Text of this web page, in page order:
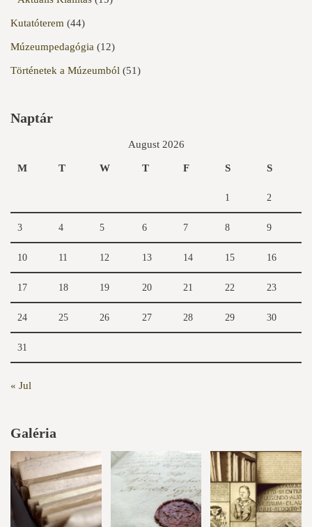
Kutatóterem (44)
Múzeumpedagógia (12)
Történetek a Múzeumból (51)
Naptár
August 2026
M T W T F S S
1 2
3 4 5 6 7 8 9
10 11 12 13 14 15 16
17 18 19 20 21 22 23
24 25 26 27 28 29 30
31
« Jul
Galéria